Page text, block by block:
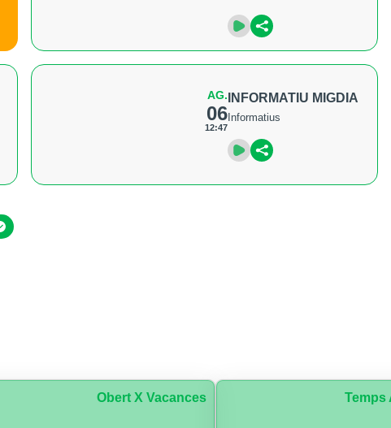
AG.
06
12:47
INFORMATIU MIGDIA
Informatius
Obert X Vacances Temps